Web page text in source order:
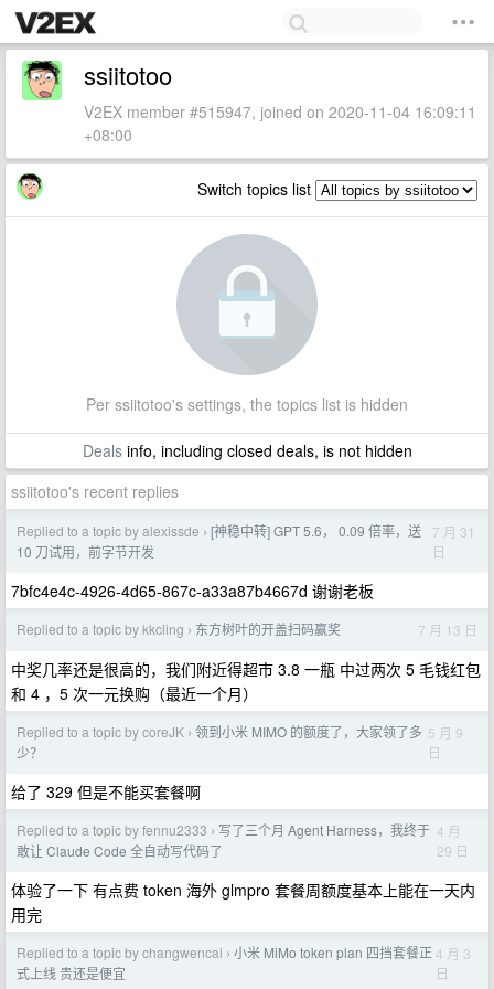
ssiitotoo
V2EX member #515947, joined on 2020-11-04 16:09:11
+08:00
Switch topics list
Per ssiitotoo's settings, the topics list is hidden
Dealsinfo, including closed deals, is not hidden
ssiitotoo's recent replies
Replied to a topic by alexissde › [神稳中转] GPT 5.6， 0.09 倍率，送
10 刀试用，前字节开发
7 月 31
日
7bfc4e4c-4926-4d65-867c-a33a87b4667d 谢谢老板
Replied to a topic by kkcling › 东方树叶的开盖扫码赢奖 7 月 13 日
中奖几率还是很高的，我们附近得超市 3.8 一瓶 中过两次 5 毛钱红包
和 4 ，5 次一元换购（最近一个月）
Replied to a topic by coreJK › 领到小米 MIMO 的额度了，大家领了多
少？
5 月 9
日
给了 329 但是不能买套餐啊
Replied to a topic by fennu2333 › 写了三个月 Agent Harness，我终于
敢让 Claude Code 全自动写代码了
4 月
29 日
体验了一下 有点费 token 海外 glmpro 套餐周额度基本上能在一天内
用完
Replied to a topic by changwencai › 小米 MiMo token plan 四挡套餐正
式上线 贵还是便宜
4 月 3
日